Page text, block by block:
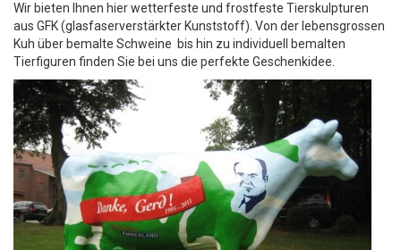
Wir bieten Ihnen hier wetterfeste und frostfeste Tierskulpturen
aus GFK (glasfaserverstärkter Kunststoff). Von der lebensgrossen
Kuh über bemalte Schweine bis hin zu individuell bemalten
Tierfiguren finden Sie bei uns die perfekte Geschenkidee.